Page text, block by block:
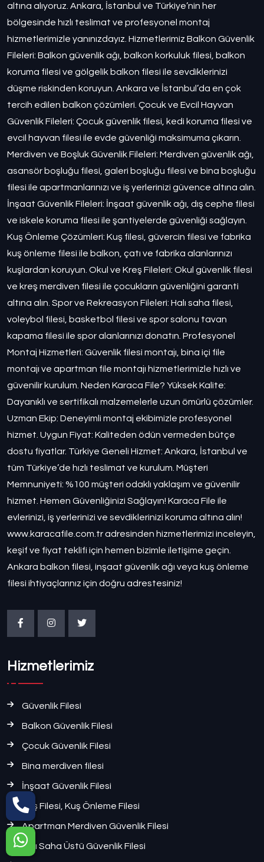
altına alıyoruz. Ankara, İstanbul ve Türkiye’nin her
bölgesinde hızlı teslimat ve profesyonel montaj
hizmetlerimizle yanınızdayız. Hizmetlerimiz Balkon Güvenlik
Fileleri: Balkon güvenlik ağı, balkon korkuluk filesi, balkon
koruma filesi ve gölgelik balkon filesi ile sevdiklerinizi
düşme riskinden koruyun. Ankara ve İstanbul’da en çok
tercih edilen balkon çözümleri. Çocuk ve Evcil Hayvan
Güvenlik Fileleri: Çocuk güvenlik filesi, kedi koruma filesi ve
evcil hayvan filesi ile evde güvenliği maksimuma çıkarın.
Merdiven ve Boşluk Güvenlik Fileleri: Merdiven güvenlik ağı,
asansör boşluğu filesi, galeri boşluğu filesi ve bina boşluğu
filesi ile apartmanlarınızı ve iş yerlerinizi güvence altına alın.
İnşaat Güvenlik Fileleri: İnşaat güvenlik ağı, dış cephe filesi
ve iskele koruma filesi ile şantiyelerde güvenliği sağlayın.
Kuş Önleme Çözümleri: Kuş filesi, güvercin filesi ve fabrika
kuş önleme filesi ile balkon, çatı ve fabrika alanlarınızı
kuşlardan koruyun. Okul ve Kreş Fileleri: Okul güvenlik filesi
ve kreş merdiven filesi ile çocukların güvenliğini garanti
altına alın. Spor ve Rekreasyon Fileleri: Halı saha filesi,
voleybol filesi, basketbol filesi ve spor salonu tavan
kapama filesi ile spor alanlarınızı donatın. Profesyonel
Montaj Hizmetleri: Güvenlik filesi montajı, bina içi file
montajı ve apartman file montajı hizmetlerimizle hızlı ve
güvenilir kurulum. Neden Karaca File? Yüksek Kalite:
Dayanıklı ve sertifikalı malzemelerle uzun ömürlü çözümler.
Uzman Ekip: Deneyimli montaj ekibimizle profesyonel
hizmet. Uygun Fiyat: Kaliteden ödün vermeden bütçe
dostu fiyatlar. Türkiye Geneli Hizmet: Ankara, İstanbul ve
tüm Türkiye’de hızlı teslimat ve kurulum. Müşteri
Memnuniyeti: %100 müşteri odaklı yaklaşım ve güvenilir
hizmet. Hemen Güvenliğinizi Sağlayın! Karaca File ile
evlerinizi, iş yerlerinizi ve sevdiklerinizi koruma altına alın!
www.karacafile.com.tr adresinden hizmetlerimizi inceleyin,
keşif ve fiyat teklifi için hemen bizimle iletişime geçin.
Ankara balkon filesi, inşaat güvenlik ağı veya kuş önleme
filesi ihtiyaçlarınız için doğru adrestesiniz!
Hizmetlerimiz
Güvenlik Filesi
Balkon Güvenlik Filesi
Çocuk Güvenlik Filesi
Bina merdiven filesi
İnşaat Güvenlik Filesi
Kuş Filesi, Kuş Önleme Filesi
Apartman Merdiven Güvenlik Filesi
Halı Saha Üstü Güvenlik Filesi